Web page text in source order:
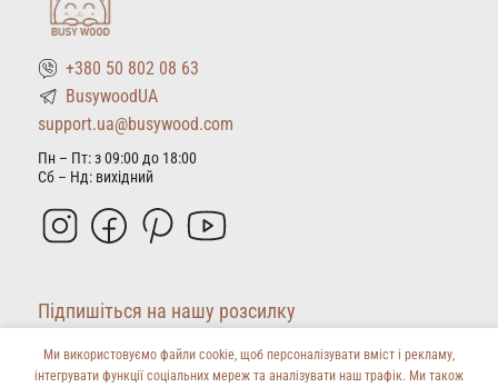
Параметри
вибрати
сторінці
+380 50 802 08 63
BusywoodUA
support.ua@busywood.com
Пн – Пт: з 09:00 до 18:00
Сб – Нд: вихідний
Підпишіться на нашу розсилку
Ми використовуємо файли cookie, щоб персоналізувати вміст і рекламу,
інтегрувати функції соціальних мереж та аналізувати наш трафік. Ми також